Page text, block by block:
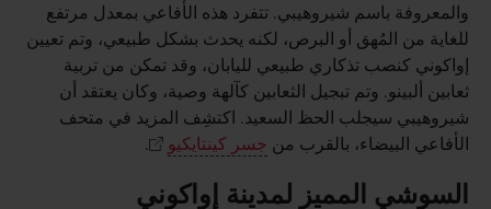
والمعروفة باسم شيروهيبي. تتفرد هذه الأفاعي بمعدل مرتفع
للغاية من المُهق أو البرص، لكنه يحدث بشكل طبيعي، وتم تعيين
إواكوني كنصب تذكاري طبيعي لليابان، وقد تمكن من تربية
ثعابين ألبينو. وتم تبجيل الثعابين كآلهة وصية، وكان يعتقد أن
شيروهيبي سيجلب الحظ السعيد. اكتشِف المزيد في متحف
الأفاعي البيضاء، بالقرب من جسر كينتايكيو .
السوشي المميز لمدينة إواكوني